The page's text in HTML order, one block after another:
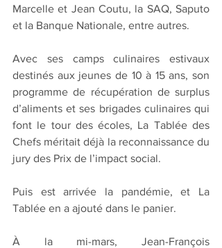
Marcelle et Jean Coutu, la SAQ, Saputo
et la Banque Nationale, entre autres.
Avec ses camps culinaires estivaux
destinés aux jeunes de 10 à 15 ans, son
programme de récupération de surplus
d’aliments et ses brigades culinaires qui
font le tour des écoles, La Tablée des
Chefs méritait déjà la reconnaissance du
jury des Prix de l’impact social.
Puis est arrivée la pandémie, et La
Tablée en a ajouté dans le panier.
À la mi-mars, Jean-François